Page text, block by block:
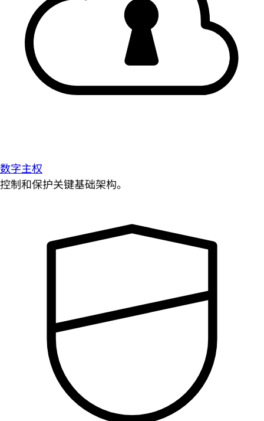
数字主权
控制和保护关键基础架构。